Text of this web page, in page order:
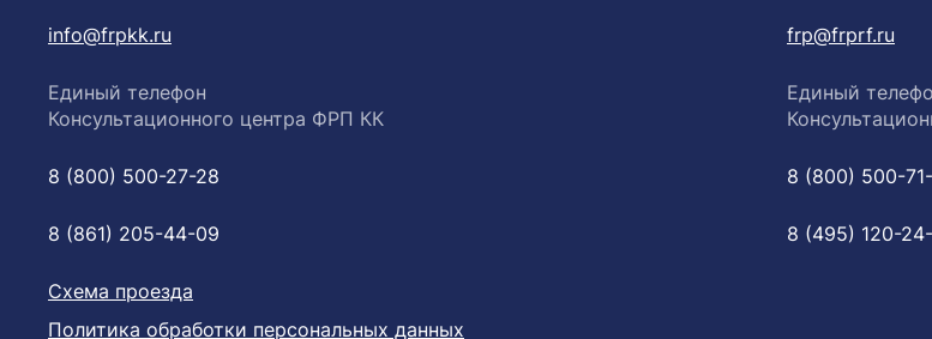
info@frpkk.ru
Единый телефон
Консультационного центра ФРП КК
8 (800) 500-27-28
8 (861) 205-44-09
Схема проезда
Политика обработки персональных данных
frp@frprf.ru
Единый
8 (800) 500-
8 (495) 120-